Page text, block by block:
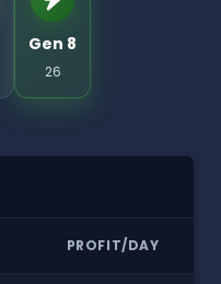
Gen 8
26
PROFIT/DAY